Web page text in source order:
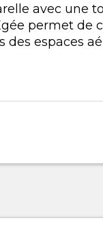
avec une
permet de
des espaces